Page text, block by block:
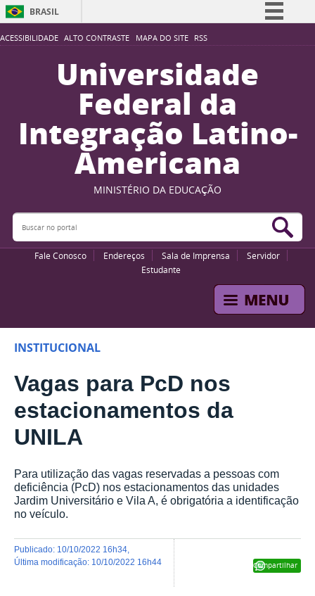
ACESSIBILIDADE ALTO CONTRASTE MAPA DO SITE RSS
BRASIL
Simplifique!
Participe
Acesso à informação
Legislação
Canais
Universidade
Federal da
Integração Latino-
Americana
MINISTÉRIO DA EDUCAÇÃO
Buscar no portal
Fale Conosco Endereços Sala de Imprensa
Servidor
Estudante
INSTITUCIONAL
Vagas para PcD nos
estacionamentos da
UNILA
Para utilização das vagas reservadas a pessoas com
deficiência (PcD) nos estacionamentos das unidades
Jardim Universitário e Vila A, é obrigatória a identificação
no veículo.
Compartilhar
publicado: 10/10/2022 16h34
última modificação: 10/10/2022 16h44